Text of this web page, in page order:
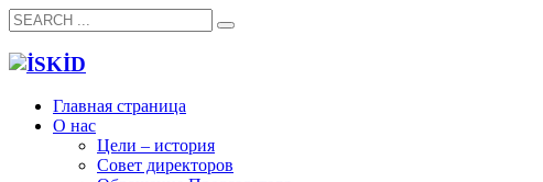
Главная страница
О нас
Цели – история
Совет директоров